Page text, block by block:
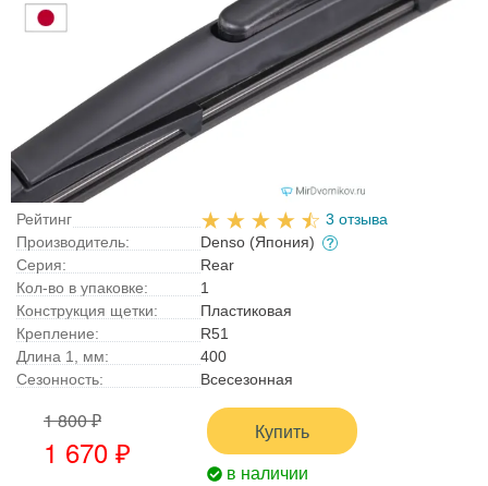
Рейтинг
3 отзыва
Производитель:
Denso (Япония)
Серия:
Rear
Кол-во в упаковке:
1
Конструкция щетки:
Пластиковая
Крепление:
R51
Длина 1, мм:
400
Сезонность:
Всесезонная
1 800 ₽
1 670 ₽
Купить
в наличии